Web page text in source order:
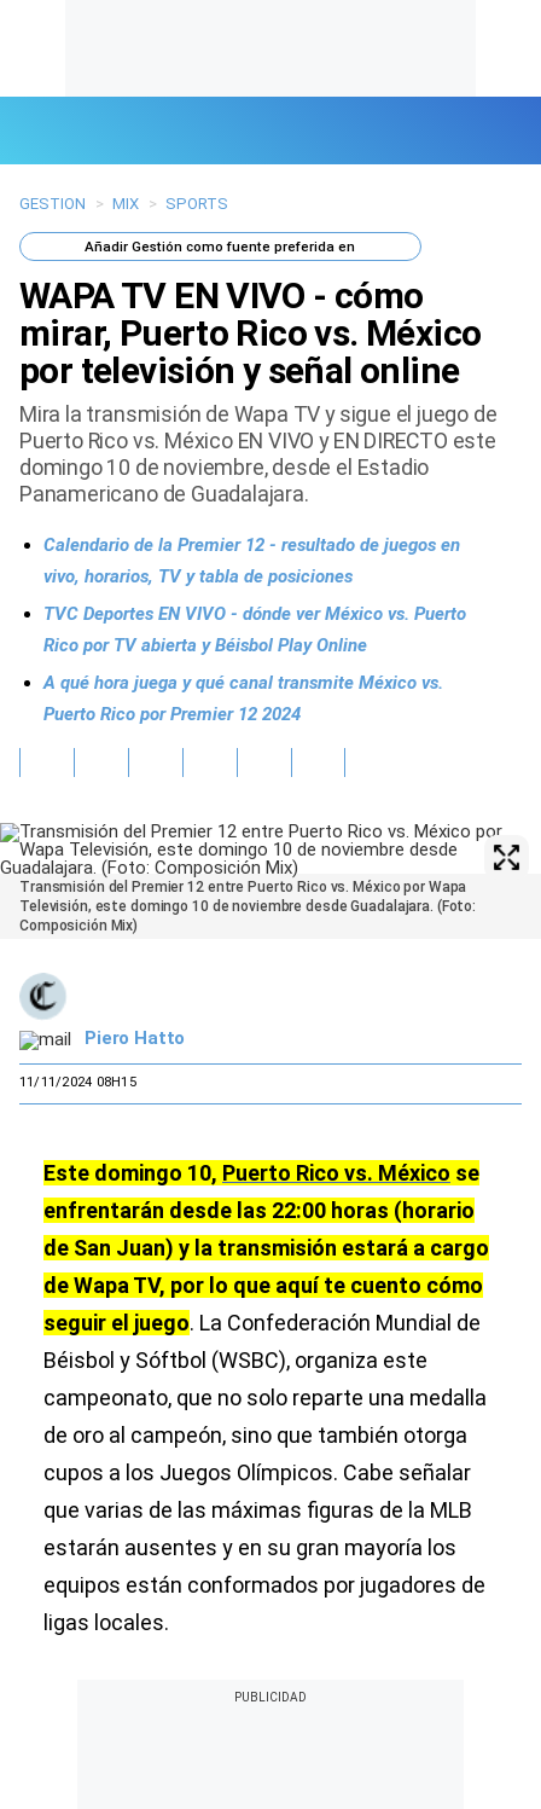
Últimas Noticias
Mi Bolsillo
Respuestas
Gente
Vida Laboral
Tendencias Mix
Sports
GESTION > MIX > SPORTS
AñadirGestión como fuente preferida en
WAPA TV EN VIVO - cómo
mirar, Puerto Rico vs. México
por televisión y señal online
Mira la transmisión de Wapa TV y sigue el juego de
Puerto Rico vs. México EN VIVO y EN DIRECTO este
domingo 10 de noviembre, desde el Estadio
Panamericano de Guadalajara.
Calendario de la Premier 12 - resultado de juegos en
vivo, horarios, TV y tabla de posiciones
TVC Deportes EN VIVO - dónde ver México vs. Puerto
Rico por TV abierta y Béisbol Play Online
A qué hora juega y qué canal transmite México vs.
Puerto Rico por Premier 12 2024
Transmisión del Premier 12 entre Puerto Rico vs. México por Wapa
Televisión, este domingo 10 de noviembre desde Guadalajara. (Foto:
Composición Mix)
Piero Hatto
11/11/2024 08H15
Este domingo 10, Puerto Rico vs. México se
enfrentarán desde las 22:00 horas (horario
de San Juan) y la transmisión estará a cargo
de Wapa TV, por lo que aquí te cuento cómo
seguir el juego. La Confederación Mundial de
Béisbol y Sóftbol (WSBC), organiza este
campeonato, que no solo reparte una medalla
de oro al campeón, sino que también otorga
cupos a los Juegos Olímpicos. Cabe señalar
que varias de las máximas figuras de la MLB
estarán ausentes y en su gran mayoría los
equipos están conformados por jugadores de
ligas locales.